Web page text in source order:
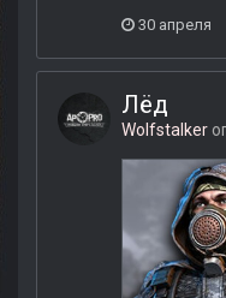
30 апреля
Лёд
Wolfstalker